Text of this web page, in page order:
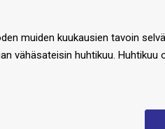
muiden kuukausien tavoin
vähäsateisin huhtikuu.